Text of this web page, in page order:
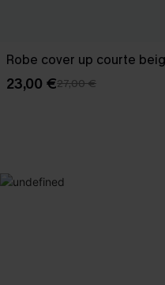
Robe cover up courte
23,00 €27,00 €